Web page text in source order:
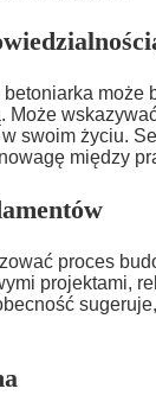
może
swoim życiu.
między
proces
projektami,